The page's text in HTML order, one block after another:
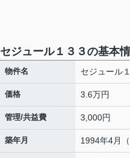
セジュール１３３の基本
物件名 セジュール
価格 3.6万円
管理/共益費 3,000円
築年月 1994年4月（